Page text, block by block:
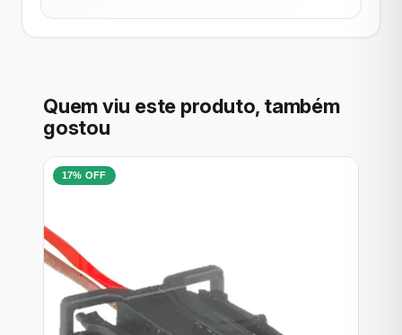
Quem viu este produto, também
gostou
17% OFF